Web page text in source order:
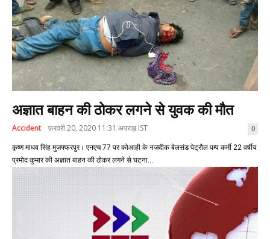
अज्ञात बाहन की ठोकर लगने से युवक की मौत
Accident फ़रवरी 20, 2020 11:31 अपराह्न IST 0
कृष्ण माधव सिंह मुजफ्फरपुर। एनएच 77 पर कोआही के नजदीक बेलसंड पेट्रौल पम्प कर्मी 22 वर्षीय
प्रमोद कुमार की अज्ञात बाहन की ठोकर लगने से घटना...